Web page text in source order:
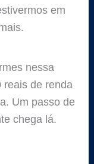
em
nessa
reais de renda
Um passo de
chega lá.